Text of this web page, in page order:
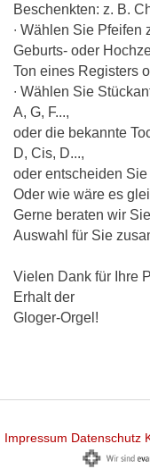
Beschenkten: z. B.
∙ Wählen Sie
Geburts- oder
Ton eines Registers
∙ Wählen Sie
A, G, F...,
oder die bekannte
D, Cis, D...,
oder entscheiden
Oder wie wäre es
Gerne beraten wir
Auswahl für Sie
Vielen Dank für Ihre
Erhalt der
Gloger-Orgel!
Impressum Datenschutz